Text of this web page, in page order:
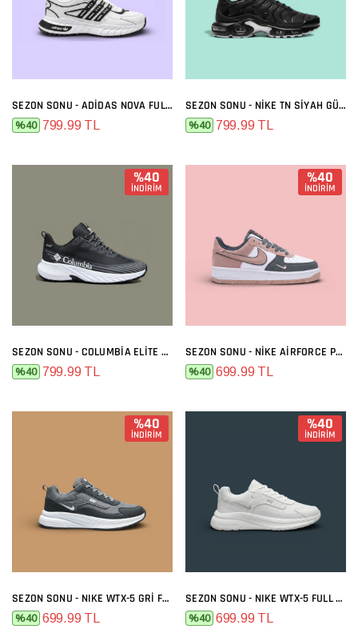
SEZON SONU - ADIDAS NOVA FULL BEYAZ
%40 799.99 TL
SEZON SONU - NIKE TN SIYAH GÜMÜŞ
%40 799.99 TL
%40
İNDİRİM
SEZON SONU - COLUMBIA ELITE SIYAH BEYAZ
%40 799.99 TL
%40
İNDİRİM
SEZON SONU - NIKE AIRFORCE PREMIUM GRI MELO
%40 699.99 TL
%40
İNDİRİM
SEZON SONU - NIKE WTX-5 GRI FÜME
%40 699.99 TL
%40
İNDİRİM
SEZON SONU - NIKE WTX-5 FULL BEYAZ
%40 699.99 TL